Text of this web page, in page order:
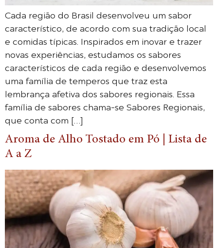
Cada região do Brasil desenvolveu um sabor
característico, de acordo com sua tradição local
e comidas típicas. Inspirados em inovar e trazer
novas experiências, estudamos os sabores
característicos de cada região e desenvolvemos
uma família de temperos que traz esta
lembrança afetiva dos sabores regionais. Essa
família de sabores chama-se Sabores Regionais,
que conta com […]
Aroma de Alho Tostado em Pó | Lista de
A a Z